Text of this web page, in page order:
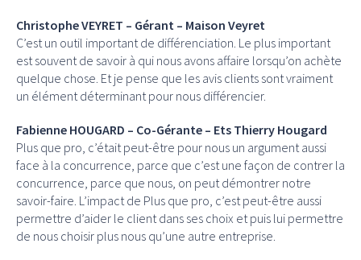
Christophe VEYRET – Gérant – Maison Veyret
C’est un outil important de différenciation. Le plus important
est souvent de savoir à qui nous avons affaire lorsqu’on achète
quelque chose. Et je pense que les avis clients sont vraiment
un élément déterminant pour nous différencier.
Fabienne HOUGARD – Co-Gérante – Ets Thierry Hougard
Plus que pro, c’était peut-être pour nous un argument aussi
face à la concurrence, parce que c’est une façon de contrer la
concurrence, parce que nous, on peut démontrer notre
savoir-faire. L’impact de Plus que pro, c’est peut-être aussi
permettre d’aider le client dans ses choix et puis lui permettre
de nous choisir plus nous qu’une autre entreprise.